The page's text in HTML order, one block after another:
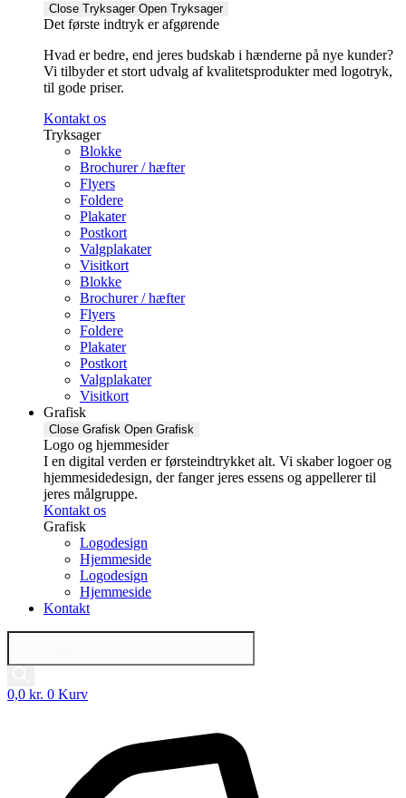
Close Tryksager Open Tryksager
Det første indtryk er afgørende
Hvad er bedre, end jeres budskab i hænderne på nye kunder?
Vi tilbyder et stort udvalg af kvalitetsprodukter med logotryk,
til gode priser.
Kontakt os
Tryksager
Blokke
Brochurer / hæfter
Flyers
Foldere
Plakater
Postkort
Valgplakater
Visitkort
Blokke
Brochurer / hæfter
Flyers
Foldere
Plakater
Postkort
Valgplakater
Visitkort
Grafisk
Close Grafisk Open Grafisk
Logo og hjemmesider
I en digital verden er førsteindtrykket alt. Vi skaber logoer og
hjemmesidedesign, der fanger jeres essens og appellerer til
jeres målgruppe.
Kontakt os
Grafisk
Logodesign
Hjemmeside
Logodesign
Hjemmeside
Kontakt
Products
0,0 kr. 0 Kurv